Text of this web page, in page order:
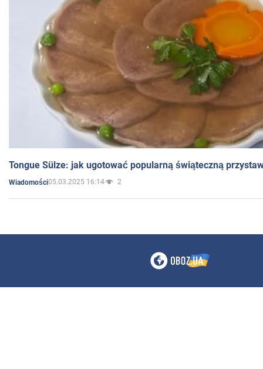
Tongue Sülze: jak ugotować popularną świąteczną
Wiadomości05.03.2025 16:14 2